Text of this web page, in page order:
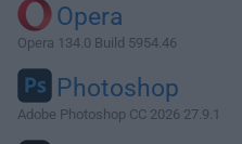
Opera
Opera 134.0 Build 5954.46
Photoshop
Adobe Photoshop CC 2026 27.9.1